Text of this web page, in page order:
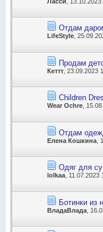
Отдам
LifeStyle,
Продам
Кеттт , 23.09.2023
Children
Wear Ochre,
Отдам
Елена Кошкина ,
Одяг для
lolkaa , 11.07.2023
Ботинки из
ВладаВлада ,